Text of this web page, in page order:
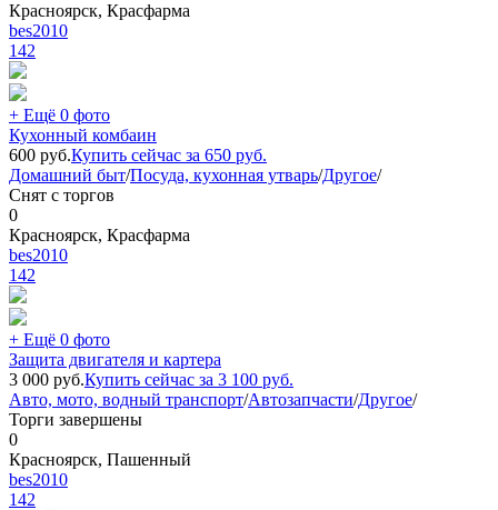
Красноярск, Красфарма
bes2010
142
+ Ещё 0 фото
Кухонный комбаин
600 руб.Купить сейчас за 650 руб.
Домашний быт/Посуда, кухонная утварь/Другое/
Снят с торгов
0
Красноярск, Красфарма
bes2010
142
+ Ещё 0 фото
Защита двигателя и картера
3 000 руб.Купить сейчас за 3 100 руб.
Авто, мото, водный транспорт/Автозапчасти/Другое/
Торги завершены
0
Красноярск, Пашенный
bes2010
142